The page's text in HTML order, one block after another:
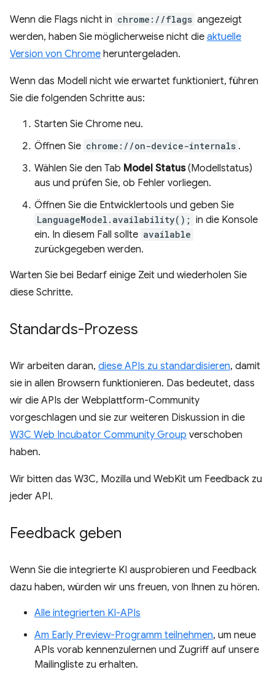
Wenn die Flags nicht in chrome://flags angezeigt
werden, haben Sie möglicherweise nicht die aktuelle
Version von Chrome heruntergeladen.
Wenn das Modell nicht wie erwartet funktioniert, führen
Sie die folgenden Schritte aus:
Starten Sie Chrome neu.
Öffnen Sie chrome://on-device-internals .
Wählen Sie den Tab Model Status(Modellstatus)
aus und prüfen Sie, ob Fehler vorliegen.
Öffnen Sie die Entwicklertools und geben Sie
LanguageModel.availability(); in die Konsole
ein. In diesem Fall sollte available
zurückgegeben werden.
Warten Sie bei Bedarf einige Zeit und wiederholen Sie
diese Schritte.
Standards-Prozess
Wir arbeiten daran, diese APIs zu standardisieren, damit
sie in allen Browsern funktionieren. Das bedeutet, dass
wir die APIs der Webplattform-Community
vorgeschlagen und sie zur weiteren Diskussion in die
W3C Web Incubator Community Group verschoben
haben.
Wir bitten das W3C, Mozilla und WebKit um Feedback zu
jeder API.
Feedback geben
Wenn Sie die integrierte KI ausprobieren und Feedback
dazu haben, würden wir uns freuen, von Ihnen zu hören.
Alle integrierten KI-APIs
Am Early Preview-Programm teilnehmen, um neue
APIs vorab kennenzulernen und Zugriff auf unsere
Mailingliste zu erhalten.